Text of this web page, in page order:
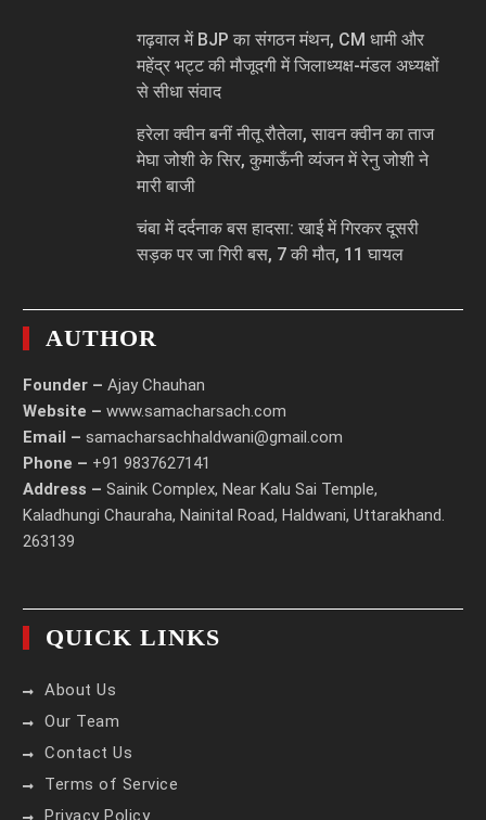
गढ़वाल में BJP का संगठन मंथन, CM धामी और
महेंद्र भट्ट की मौजूदगी में जिलाध्यक्ष-मंडल अध्यक्षों
से सीधा संवाद
हरेला क्वीन बनीं नीतू रौतेला, सावन क्वीन का ताज
मेघा जोशी के सिर, कुमाऊँनी व्यंजन में रेनु जोशी ने
मारी बाजी
चंबा में दर्दनाक बस हादसा: खाई में गिरकर दूसरी
सड़क पर जा गिरी बस, 7 की मौत, 11 घायल
AUTHOR
Founder – Ajay Chauhan
Website – www.samacharsach.com
Email – samacharsachhaldwani@gmail.com
Phone – +91 9837627141
Address – Sainik Complex, Near Kalu Sai Temple,
Kaladhungi Chauraha, Nainital Road, Haldwani, Uttarakhand.
263139
QUICK LINKS
About Us
Our Team
Contact Us
Terms of Service
Privacy Policy